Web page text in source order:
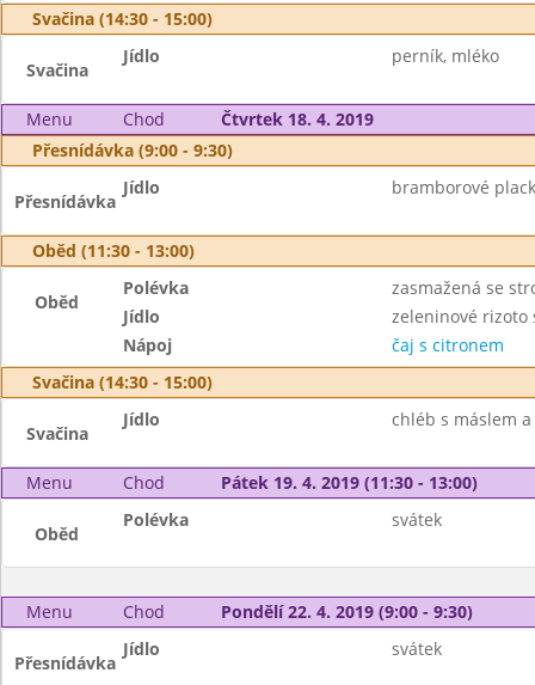
Svačina (14:30 - 15:00)
Svačina
Jídlo perník, mléko
Menu Chod
Čtvrtek 18. 4. 2019
Přesnídávka (9:00 - 9:30)
Přesnídávka
Jídlo bramborové
Oběd (11:30 - 13:00)
Oběd
Polévka
zasmažená se
Jídlo
zeleninové rizoto
Nápoj
čaj s citronem
Svačina (14:30 - 15:00)
Svačina
Jídlo chléb s máslem
Menu Chod Pátek 19. 4. 2019 (11:30 - 13:00)
Oběd
Polévka svátek
Menu Chod Pondělí 22. 4. 2019 (9:00 - 9:30)
Přesnídávka
Jídlo svátek